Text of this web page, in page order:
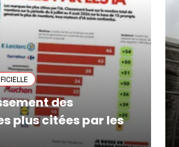
des
plus citées par les